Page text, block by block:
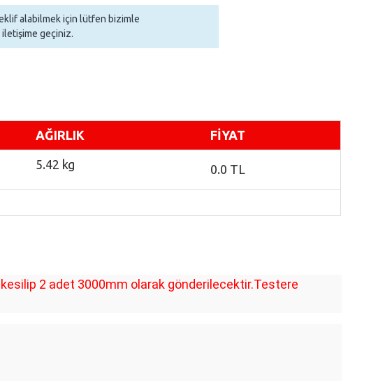
alabilmek için lütfen bizimle
geçiniz.
AĞIRLIK FİYAT
5.42 kg 0.0 TL
2 adet 3000mm olarak gönderilecektir.Testere